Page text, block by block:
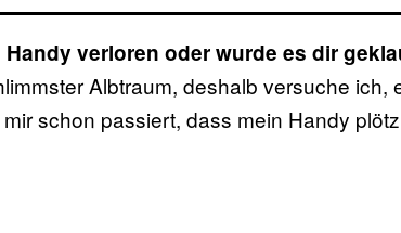
verloren oder wurde es dir
Albtraum, deshalb versuche ich,
schon passiert, dass mein Handy